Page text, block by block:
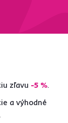
zľavu -5 %.
a výhodné